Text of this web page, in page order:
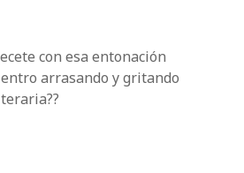
con esa entonación
arrasando y gritando